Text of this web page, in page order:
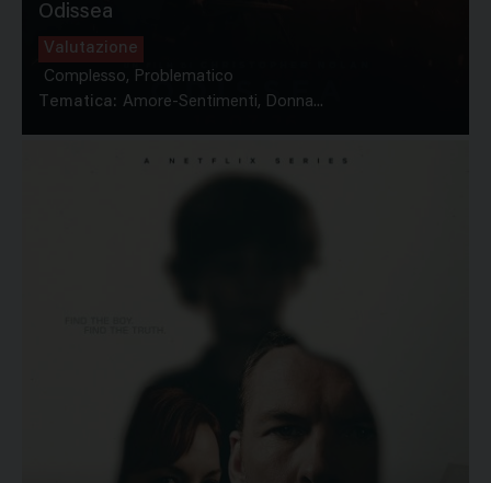
Odissea
Valutazione
Complesso, Problematico
Tematica: Amore-Sentimenti, Donna...